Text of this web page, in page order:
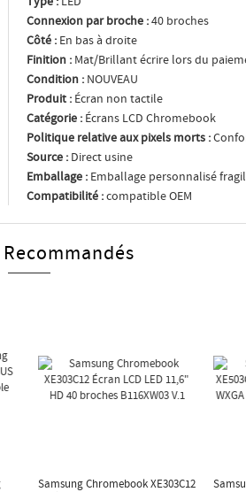
Connexion par broche :40 broches
Côté : En bas à droite
Finition : Mat/Brillant écrire lors du
Condition : NOUVEAU
Produit : Écran non tactile
Catégorie : Écrans LCD Chromebook
Politique relative aux pixels morts :
Source : Direct usine
Emballage : Emballage personnalisé
Compatibilité :compatible OEM
Samsung Chromebook XE303C12